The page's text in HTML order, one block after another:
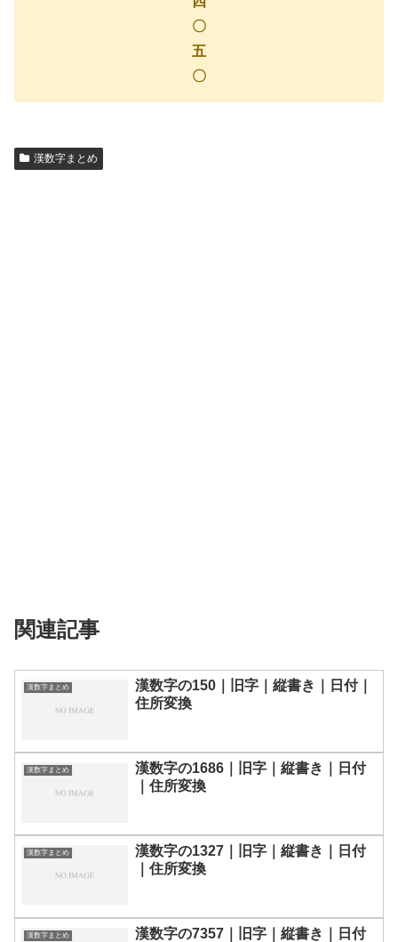
〇
五
〇
漢数字まとめ
関連記事
漢数字まとめ
漢数字の150｜旧字｜縦書き｜日付｜
住所変換
漢数字まとめ
漢数字の1686｜旧字｜縦書き｜日付
｜住所変換
漢数字まとめ
漢数字の1327｜旧字｜縦書き｜日付
｜住所変換
漢数字まとめ
漢数字の7357｜旧字｜縦書き｜日付